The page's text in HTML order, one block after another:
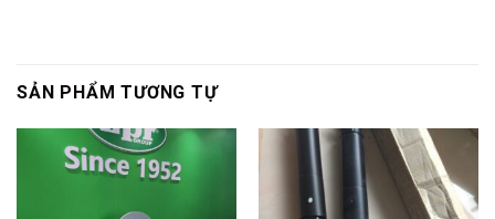
SẢN PHẨM TƯƠNG TỰ